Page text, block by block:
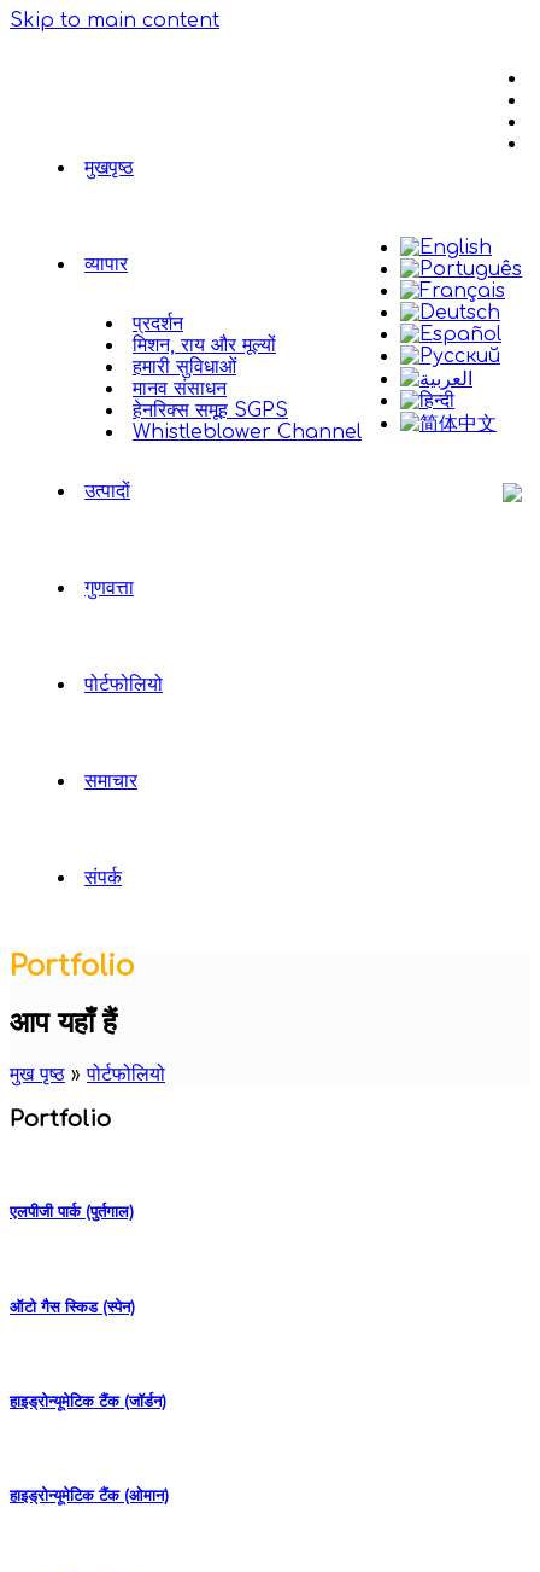
Skip to main content
मुखपृष्ठ
व्यापार
प्रदर्शन
मिशन, राय और मूल्यों
हमारी सुविधाओं
मानव संसाधन
हेनरिक्स समूह SGPS
Whistleblower Channel
उत्पादों
गुणवत्ता
पोर्टफोलियो
समाचार
संपर्क
Portfolio
आप यहाँ हैं
मुख पृष्ठ »पोर्टफोलियो
Portfolio
एलपीजी पार्क (पुर्तगाल)
ऑटो गैस स्किड (स्पेन)
हाइड्रोन्यूमेटिक टैंक (जॉर्डन)
हाइड्रोन्यूमेटिक टैंक (ओमान)